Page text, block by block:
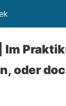
Im
oder